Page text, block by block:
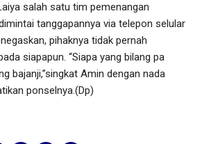
salah satu tim pemenangan
tanggapannya via telepon selular
pihaknya tidak pernah
siapapun. “Siapa yang bilang pa
bajanji,”singkat Amin dengan nada
ponselnya.(Dp)